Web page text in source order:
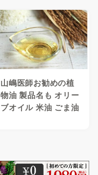
山嶋医師お勧めの植
物油 製品名も オリー
ブオイル 米油 ごま油